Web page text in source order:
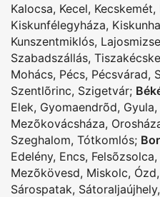
Kalocsa, Kecel, Kecskemét,
Kiskunfélegyháza,
Kunszentmiklós, Lajosmizse
Szabadszállás, Tiszakécske
Mohács, Pécs, Pécsvárad,
Szentlõrinc, Szigetvár;
Elek, Gyomaendrõd, Gyula,
Mezõkovácsháza,
Szeghalom, Tótkomlós;
Edelény, Encs, Felsõzsolca,
Mezõkövesd, Miskolc, Ózd,
Sárospatak, Sátoraljaújhely,